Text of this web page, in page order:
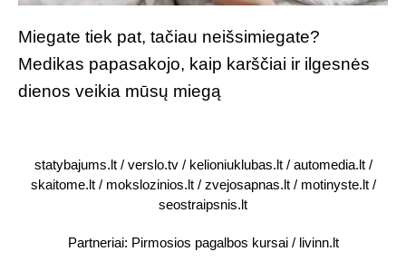
Miegate tiek pat, tačiau neišsimiegate?
Medikas papasakojo, kaip karščiai ir ilgesnės
dienos veikia mūsų miegą
statybajums.lt/ verslo.tv/ kelioniuklubas.lt/ automedia.lt/
skaitome.lt/ mokslozinios.lt/ zvejosapnas.lt/ motinyste.lt/
seostraipsnis.lt
Partneriai: Pirmosios pagalbos kursai/ livinn.lt